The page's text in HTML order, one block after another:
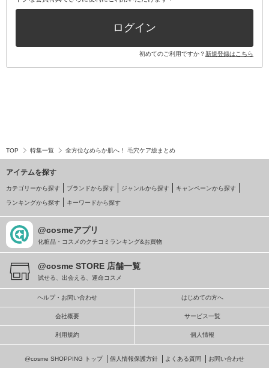
ログイン
初めてのご利用ですか？新規登録はこちら
TOP 特集一覧 全方位なめらか肌へ！ 毛穴ケア総まとめ
アイテムを探す
カテゴリーから探す ブランドから探す ジャンルから探す キャンペーンから探す
ランキングから探す キーワードから探す
@cosmeアプリ
化粧品・コスメのクチコミランキング&お買物
@cosme STORE 店舗一覧
試せる、出会える、運命コスメ
ヘルプ・お問い合わせ はじめての方へ
会社概要 サービス一覧
利用規約 個人情報
@cosme SHOPPING トップ 個人情報保護方針 よくある質問 お問い合わせ